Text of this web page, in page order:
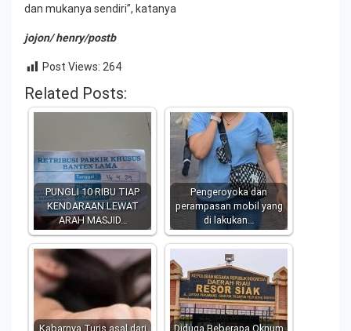
dan mukanya sendiri”, katanya
jojon/ henry/postb
Post Views: 264
Related Posts:
PUNGLI 10 RIBU TIAP
KENDARAAN LEWAT
ARAH MASJID…
Pengeroyoka dan
perampasan mobil yang
di lakukan…
Kabarnya Turis asal dari
Diduga Beberapa Oknum